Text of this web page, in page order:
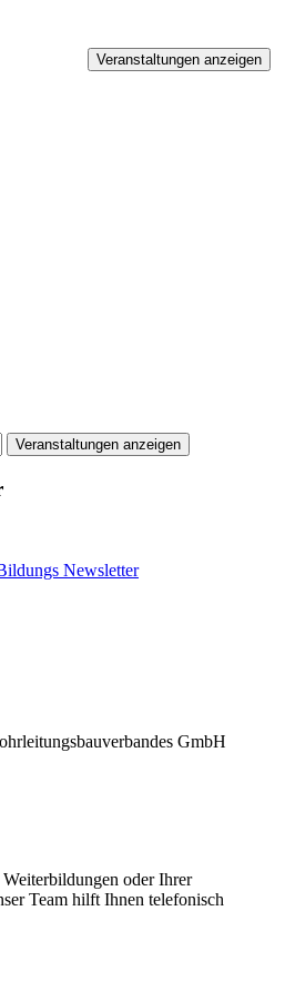
GmbH
Weiterbildungen oder Ihrer
Team hilft Ihnen telefonisch